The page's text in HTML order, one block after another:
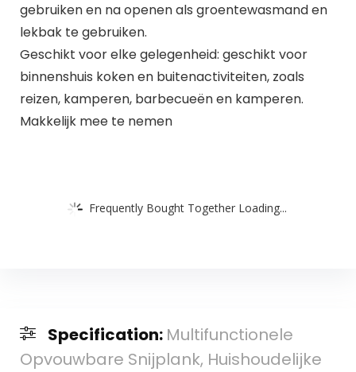
gebruiken en na openen als groentewasmand en
lekbak te gebruiken.
Geschikt voor elke gelegenheid: geschikt voor
binnenshuis koken en buitenactiviteiten, zoals
reizen, kamperen, barbecueën en kamperen.
Makkelijk mee te nemen
Frequently Bought Together Loading...
Specification: Multifunctionele
Opvouwbare Snijplank, Huishoudelijke